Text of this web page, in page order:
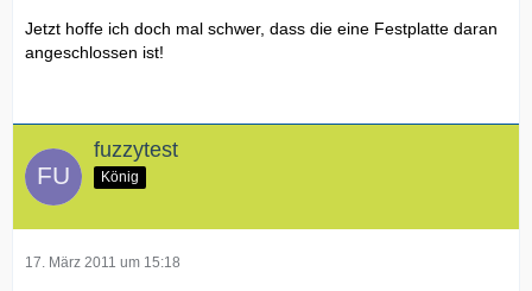
Jetzt hoffe ich doch mal schwer, dass die eine Festplatte daran
angeschlossen ist!
fuzzytest
König
17. März 2011 um 15:18